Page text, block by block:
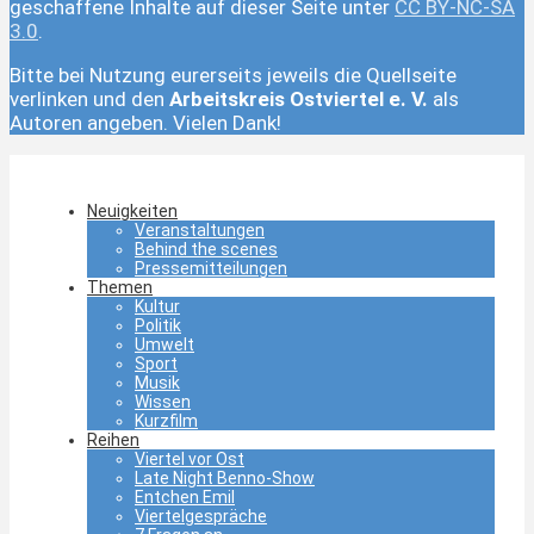
geschaffene Inhalte auf dieser Seite unter CC BY-NC-SA
3.0.
Bitte bei Nutzung eurerseits jeweils die Quellseite
verlinken und den Arbeitskreis Ostviertel e. V. als
Autoren angeben. Vielen Dank!
Neuigkeiten
Veranstaltungen
Behind the scenes
Pressemitteilungen
Themen
Kultur
Politik
Umwelt
Sport
Musik
Wissen
Kurzfilm
Reihen
Viertel vor Ost
Late Night Benno-Show
Entchen Emil
Viertelgespräche